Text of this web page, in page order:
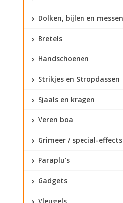
Dolken, bijlen en messen
Bretels
Handschoenen
Strikjes en Stropdassen
Sjaals en kragen
Veren boa
Grimeer / special-effects
Paraplu's
Gadgets
Vleugels